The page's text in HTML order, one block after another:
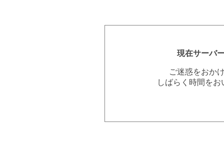
現在サーバ
ご迷惑をおか
しばらく時間を